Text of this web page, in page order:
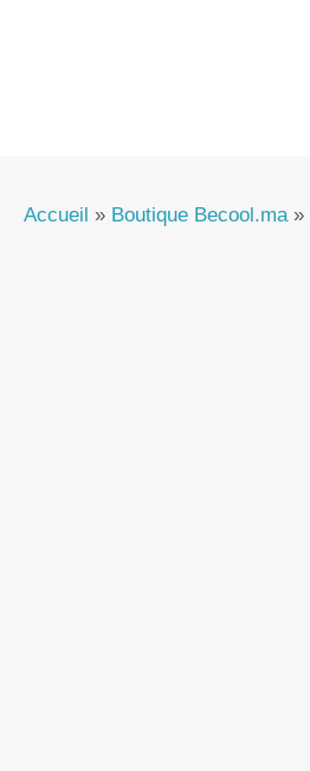
Accueil » Boutique Becool.ma»